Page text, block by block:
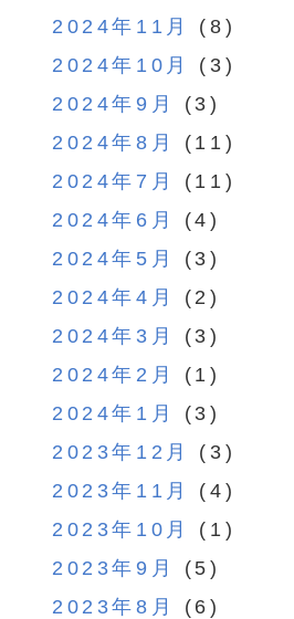
2024年11月
(8)
2024年10月
(3)
2024年9月
(3)
2024年8月
(11)
2024年7月
(11)
2024年6月
(4)
2024年5月
(3)
2024年4月
(2)
2024年3月
(3)
2024年2月
(1)
2024年1月
(3)
2023年12月
(3)
2023年11月
(4)
2023年10月
(1)
2023年9月
(5)
2023年8月
(6)